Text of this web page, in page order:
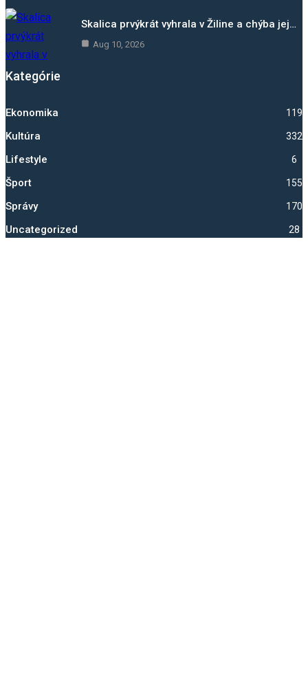
Skalica prvýkrát vyhrala v Žiline a chýba jej…
Aug 10, 2026
Kategórie
Ekonomika 1193
Kultúra 332
Lifestyle 6
Šport 1557
Správy
Uncategorized 28